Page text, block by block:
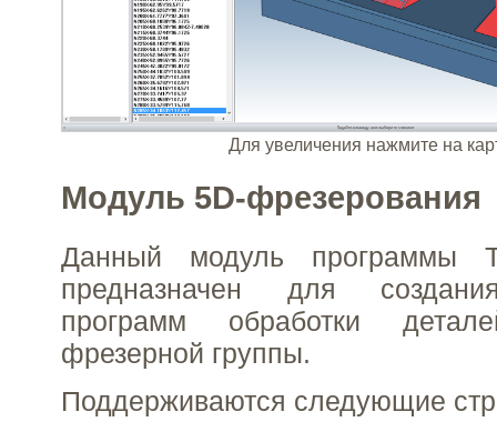
Для увеличения нажмите на
Модуль 5D-фрезерования
Данный модуль программы
предназначен для
программ обработки
фрезерной группы.
Поддерживаются следующие